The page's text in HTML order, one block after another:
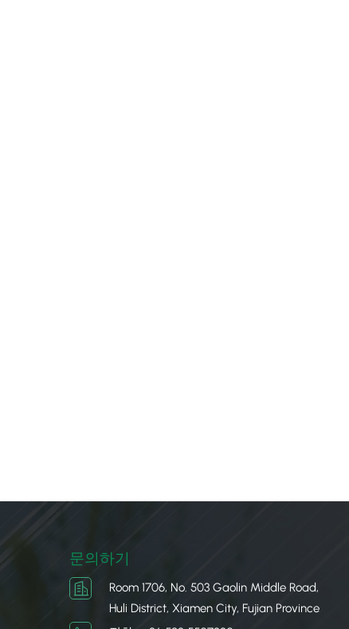
문의하기
Room 1706, No. 503 Gaolin Middle Road,
Huli District, Xiamen City, Fujian Province